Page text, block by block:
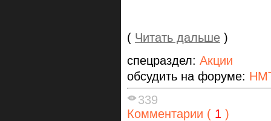
( Читать дальше )
спецраздел: Акции
обсудить на форуме:
339
Комментарии ( 1 )